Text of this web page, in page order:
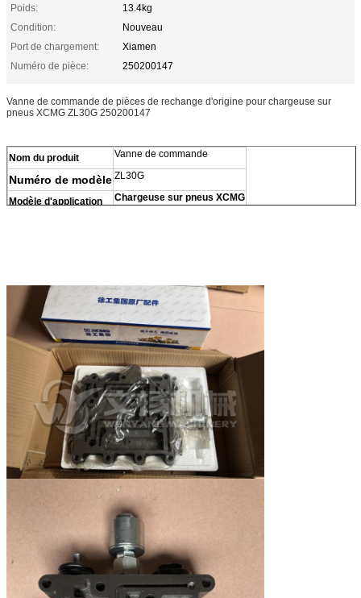
Poids:
13.4kg
Condition:
Nouveau
Port de chargement:
Xiamen
Numéro de pièce:
250200147
Vanne de commande de pièces de rechange d'origine pour chargeuse sur
pneus XCMG ZL30G 250200147
Nom du produit Vanne de commande
Numéro de modèle ZL30G
Modèle d'application Chargeuse sur pneus XCMG
Origine
Chine continentale
Emballage
Caisse en bois ou carton
Délai de livraison
Dans les 2-5 jours